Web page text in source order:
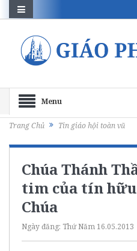
Menu
Trang Chủ Tin giáo hội toàn vũ
Chúa Thánh
tim của tín
Chúa
Ngày đăng: Thứ Năm 16.05.2013